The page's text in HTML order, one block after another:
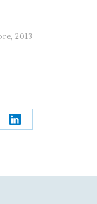
2013
Share